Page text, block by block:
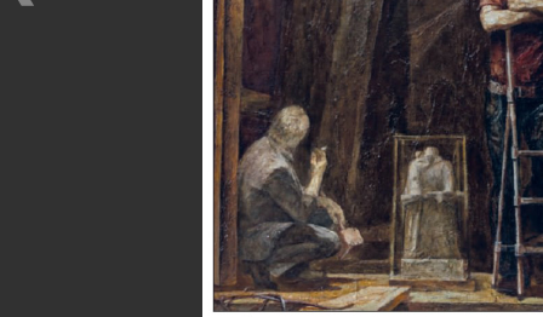
Городская усадьба семьи Ульяновых
Ульяновский государственный
академический симфонический
оркестр